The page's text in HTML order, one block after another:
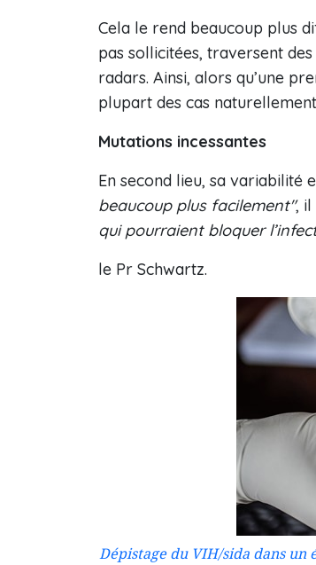
Cela le rend beaucoup plus
pas sollicitées, traversent
radars. Ainsi, alors qu’une
plupart des cas
Mutations incessantes
En second lieu, sa variabilité
beaucoup plus facilement", il
qui pourraient bloquer
le Pr Schwartz.
Dépistage du VIH/sida dans un